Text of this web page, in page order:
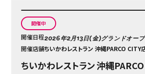
開催中
開催日程2026年2月13日(金)グランドオー
開催店舗ちいかわレストラン 沖縄PARCO CITY
ちいかわレストラン 沖縄